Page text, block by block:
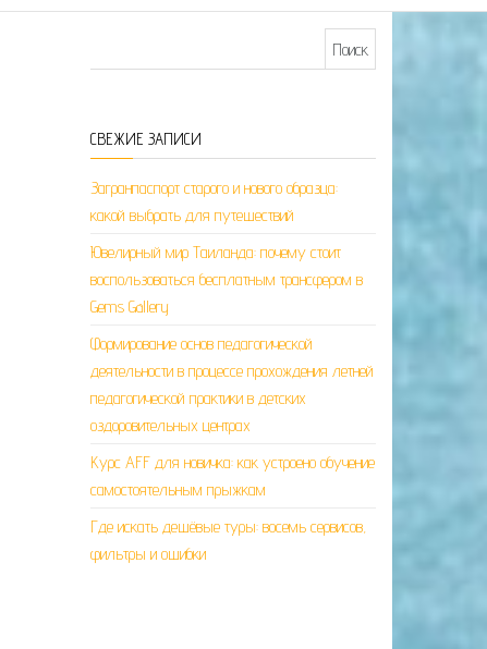
СВЕЖИЕ ЗАПИСИ
Загранпаспорт старого и нового образца:
какой выбрать для путешествий
Ювелирный мир Таиланда: почему стоит
воспользоваться бесплатным трансфером в
Gems Gallery
Формирование основ педагогической
деятельности в процессе прохождения летней
педагогической практики в детских
оздоровительных центрах
Курс AFF для новичка: как устроено обучение
самостоятельным прыжкам
Где искать дешёвые туры: восемь сервисов,
фильтры и ошибки